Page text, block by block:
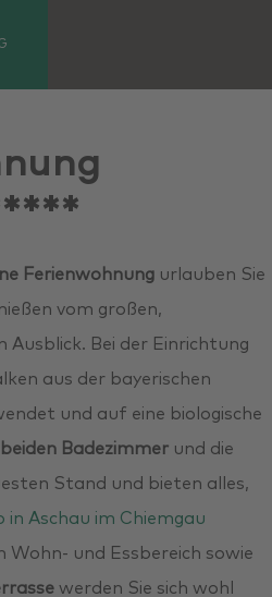
Ferienwohnung urlauben Sie
vom großen,
Ausblick. Bei der Einrichtung
aus der bayerischen
und auf eine biologische
beiden Badezimmer und die
Stand und bieten alles,
in Aschau im Chiemgau
Wohn- und Essbereich sowie
werden Sie sich wohl